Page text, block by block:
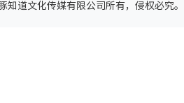
知道文化传媒有限公司所有，侵权必究。